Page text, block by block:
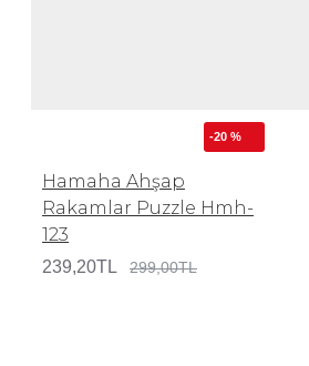
-20 %
Hamaha Ahşap
Rakamlar Puzzle Hmh-
123
239,20TL 299,00TL